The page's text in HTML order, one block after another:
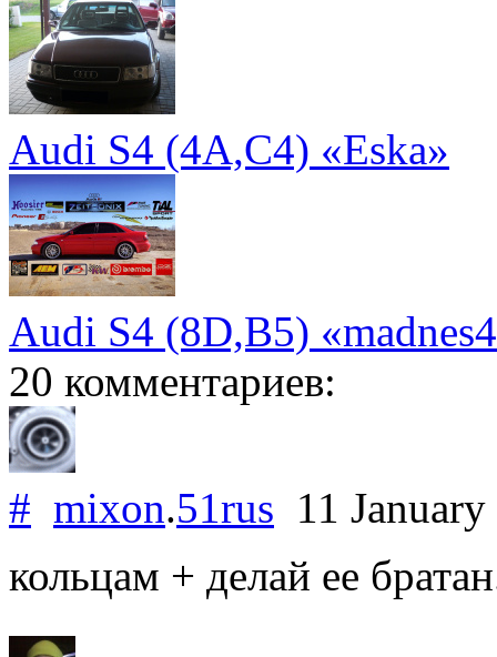
Audi S4 (4A,C4) «Eska»
Audi S4 (8D,B5)
20 комментариев:
# mixon.51rus 11
кольцам + делай ее